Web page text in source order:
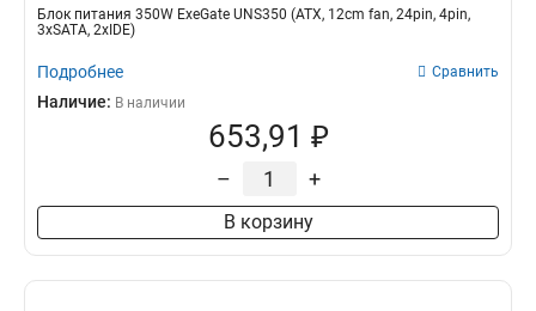
Блок питания 350W ExeGate UNS350 (ATX, 12cm fan, 24pin, 4pin,
3xSATA, 2xIDE)
Подробнее Сравнить
Наличие: В наличии
653,91 ₽
– +
В корзину